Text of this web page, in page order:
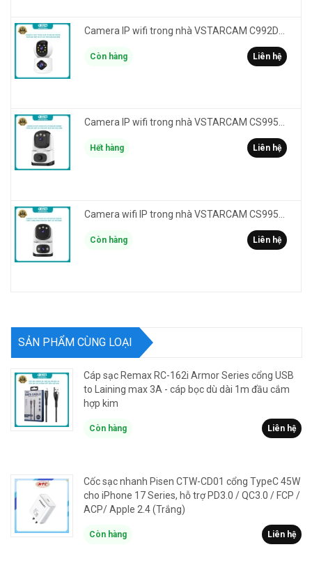
Còn hàng Liên hệ
Camera IP wifi trong nhà VSTARCAM CS995M phân giải 2MP HD led trợ sáng - cảnh báo khói, gas, cháy
Hết hàng Liên hệ
Còn hàng Liên hệ
SẢN PHẨM CÙNG LOẠI
Cáp sạc Remax RC-162i Armor Series cổng USB
to Laining max 3A - cáp bọc dù dài 1m đầu cắm
hợp kim
Còn hàng Liên hệ
Cốc sạc nhanh Pisen CTW-CD01 cổng TypeC 45W
cho iPhone 17 Series, hỗ trợ PD3.0 / QC3.0 / FCP /
ACP/ Apple 2.4 (Trắng)
Còn hàng Liên hệ